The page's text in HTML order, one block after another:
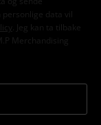
data vil
. Jeg kan ta tilbake
Merchandising